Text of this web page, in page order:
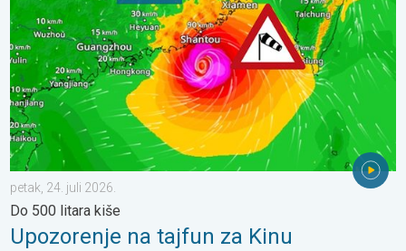
petak, 24. juli 2026.
Do 500 litara kiše
Upozorenje na tajfun za Kinu